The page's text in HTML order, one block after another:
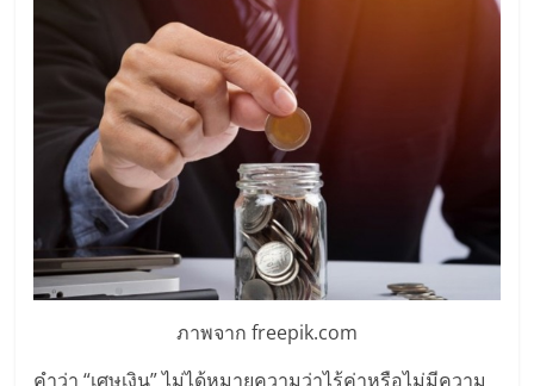
ปรึกษา
แฟ
รน
ไชส์,
รวม
ภาพจาก freepik.com
คำว่า “เศษเงิน” ไม่ได้หมายความว่าไร้ค่าหรือไม่มีความ